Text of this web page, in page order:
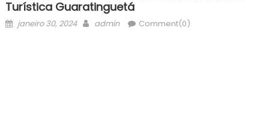
Turística Guaratinguetá
Posted
janeiro 30, 2024 Author
admin Comment(0)